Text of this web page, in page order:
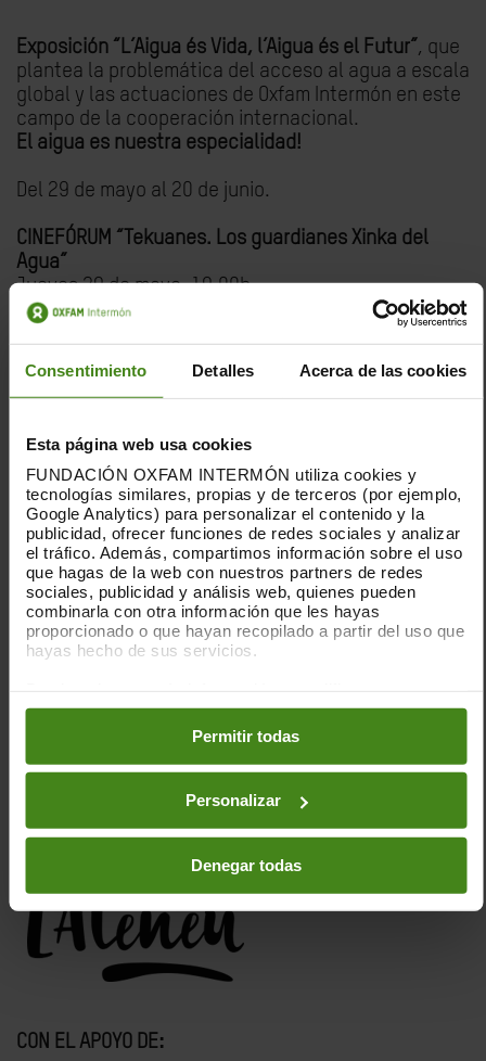
Consentimiento Detalles Acerca de las cookies
Esta página web usa cookies
FUNDACIÓN OXFAM INTERMÓN utiliza cookies y
tecnologías similares, propias y de terceros (por ejemplo,
Google Analytics) para personalizar el contenido y la
publicidad, ofrecer funciones de redes sociales y analizar
el tráfico. Además, compartimos información sobre el uso
que hagas de la web con nuestros partners de redes
sociales, publicidad y análisis web, quienes pueden
combinarla con otra información que les hayas
proporcionado o que hayan recopilado a partir del uso que
hayas hecho de sus servicios.
preferencias accediendo a nuestraPolítica de Cookieso
en los botones facilitados a continuación:
Permitir todas
Personalizar
Denegar todas
Exposición “L’Aigua és Vida, l’Aigua és el Futur”, que
plantea la problemática del acceso al agua a escala
global y las actuaciones de Oxfam Intermón en este
campo de la cooperación internacional.
El aigua es nuestra especialidad!
Del 29 de mayo al 20 de junio.
CINEFÓRUM “Tekuanes. Los guardianes Xinka del
Agua”
Jueves 29 de mayo, 19.00h.
(entrada gratuita con inscripción previa. Tel. 93 674
Se proyectará el documental “Tekuanes, guardianes
impacto extractivista de algunas empresas
transnacionales, las y los defensores de los
derechos y las culturas de los puebles originarios.
COLABORA:
CON EL APOYO DE: